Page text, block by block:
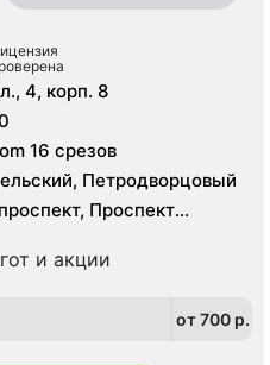
4, корп. 8
16 срезов
Петродворцовый
Проспект
и акции
от 700 p.